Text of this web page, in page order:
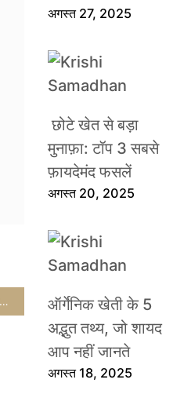
केंद्रीय मंत्री शिवराज सिंह द्वारा कृषि अनुसंधान को सशक्त करने और नवाचार की महत्वपूर्ण कवायद
अगस्त 27, 2025
छोटे खेत से बड़ा
मुनाफ़ा: टॉप 3 सबसे
फ़ायदेमंद फसलें
अगस्त 20, 2025
ऑर्गेनिक खेती के 5
अद्भुत तथ्य, जो शायद
आप नहीं जानते
अगस्त 18, 2025